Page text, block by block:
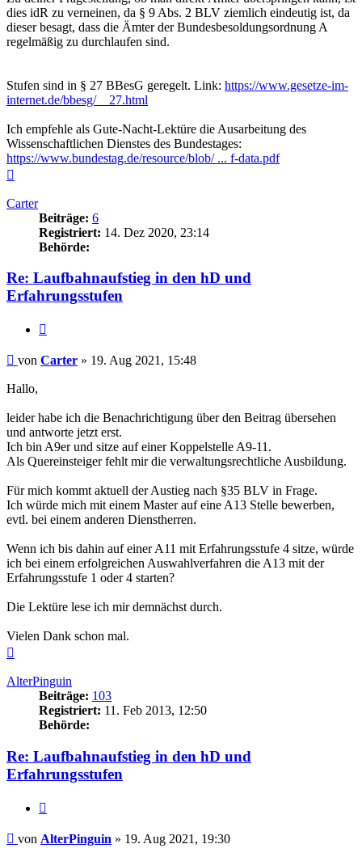
dies idR zu verneinen, da § 9 Abs. 2 BLV ziemlich eindeutig ist, da
dieser besagt, dass die Ämter der Bundesbesoldungsordnung A
regelmäßig zu durchlaufen sind.
Stufen sind in § 27 BBesG geregelt. Link: https://www.gesetze-im-
internet.de/bbesg/__27.html
Ich empfehle als Gute-Nacht-Lektüre die Ausarbeitung des
Wissenschaftlichen Dienstes des Bundestages:
https://www.bundestag.de/resource/blob/ ... f-data.pdf
Carter
Beiträge: 6
Registriert: 14. Dez 2020, 23:14
Behörde:
Re: Laufbahnaufstieg in den hD und
Erfahrungsstufen
Beitrag
von Carter » 19. Aug 2021, 15:48
Hallo,
leider habe ich die Benachrichtigung über den Beitrag übersehen
und antworte jetzt erst.
Ich bin A9er und sitze auf einer Koppelstelle A9-11.
Als Quereinsteiger fehlt mir die verwaltungsrechtliche Ausbildung.
Für mich kommt aktuell der Austieg nach §35 BLV in Frage.
Ich würde mich mit einem Master auf eine A13 Stelle bewerben,
evtl. bei einem anderen Dienstherren.
Wenn ich bis dahin auf einer A11 mit Erfahrungsstufe 4 sitze, würde
ich bei einem erfolgreichen Auswahlverfahren die A13 mit der
Erfahrungsstufe 1 oder 4 starten?
Die Lektüre lese ich mir demnächst durch.
Vielen Dank schon mal.
AlterPinguin
Beiträge: 103
Registriert: 11. Feb 2013, 12:50
Behörde:
Re: Laufbahnaufstieg in den hD und
Erfahrungsstufen
Beitrag
von AlterPinguin » 19. Aug 2021, 19:30